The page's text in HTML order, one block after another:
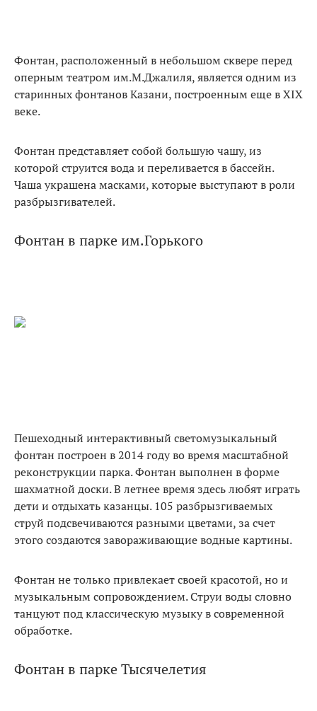
Фонтан, расположенный в небольшом сквере перед
оперным театром им.М.Джалиля, является одним из
старинных фонтанов Казани, построенным еще в XIX
веке.
Фонтан представляет собой большую чашу, из
которой струится вода и переливается в бассейн.
Чаша украшена масками, которые выступают в роли
разбрызгивателей.
Фонтан в парке им.Горького
Пешеходный интерактивный светомузыкальный
фонтан построен в 2014 году во время масштабной
реконструкции парка. Фонтан выполнен в форме
шахматной доски. В летнее время здесь любят играть
дети и отдыхать казанцы. 105 разбрызгиваемых
струй подсвечиваются разными цветами, за счет
этого создаются завораживающие водные картины.
Фонтан не только привлекает своей красотой, но и
музыкальным сопровождением. Струи воды словно
танцуют под классическую музыку в современной
обработке.
Фонтан в парке Тысячелетия